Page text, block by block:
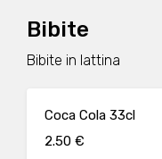
Bibite
Bibite in lattina
Coca Cola 33cl
2.50 €